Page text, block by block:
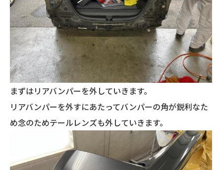
まずはリアバンパーを外していきます。
リアバンパーを外すにあたってバンパーの角が鋭利なた
め念のためテールレンズも外していきます。